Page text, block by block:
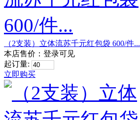
（2支装）立体流苏千元红包袋 600/件...
本店售价： 登录可见
起订量:
立即购买